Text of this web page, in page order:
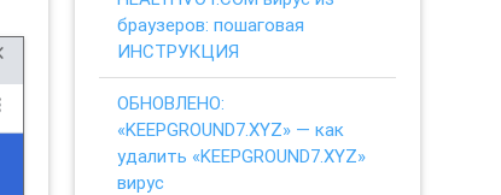
браузеров: пошаговая
ИНСТРУКЦИЯ
ОБНОВЛЕНО:
«KEEPGROUND7.XYZ» — как
удалить «KEEPGROUND7.XYZ»
вирус